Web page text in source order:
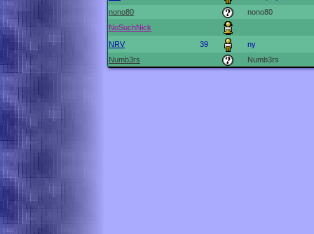
nono80
nono80
NoSuchNick
NRV
39
ny
Numb3rs
Numb3rs